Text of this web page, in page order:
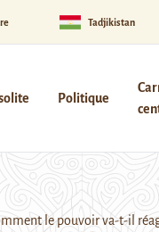
Tadjikistan
Politique
le pouvoir va-t-il